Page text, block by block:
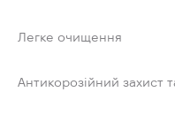
Легке очищення
Антикорозійний захист